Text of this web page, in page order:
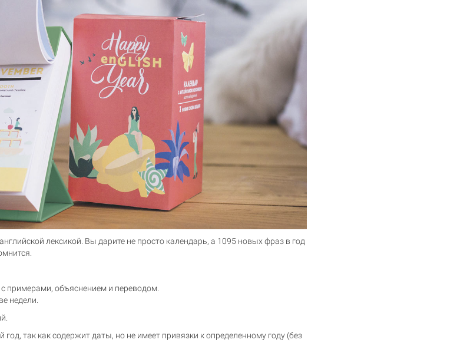
лексикой. Вы дарите не просто календарь, а 1095 новых фраз в год
объяснением и переводом.
недели.
так как содержит даты, но не имеет привязки к определенному году (без